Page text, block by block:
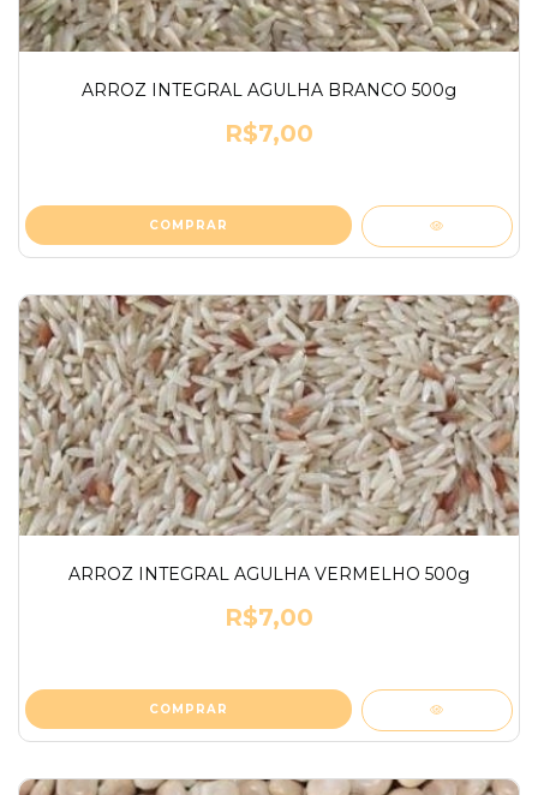
ARROZ INTEGRAL AGULHA BRANCO 500g
R$7,00
ARROZ INTEGRAL AGULHA VERMELHO 500g
R$7,00